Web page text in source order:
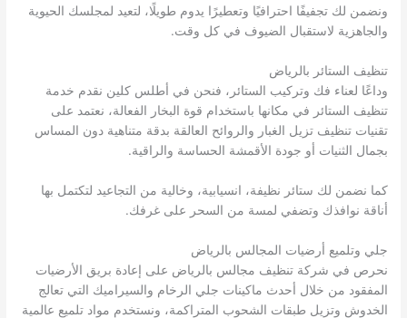
ونضمن لك تجفيفًا احترافيًا وتعطيرًا يدوم طويلًا، لتعيد لمجلسك الحيوية
والجاهزية لاستقبال الضيوف في كل وقت.
تنظيف الستائر بالرياض
وداعًا لعناء فك وتركيب الستائر، فنحن في أطلس كلين نقدم خدمة
تنظيف الستائر في مكانها باستخدام قوة البخار الفعالة، نعتمد على
تقنيات تنظيف تزيل الغبار والروائح العالقة بدقة متناهية دون المساس
بجمال الثنيات أو جودة الأقمشة الحساسة والراقية.
كما نضمن لك ستائر نظيفة، انسيابية، وخالية من التجاعيد لتكتمل بها
أناقة نوافذك وتضفي لمسة من السحر على غرفك.
جلي وتلميع أرضيات المجالس بالرياض
نحرص في شركة تنظيف مجالس بالرياض على إعادة بريق الأرضيات
المفقود من خلال أحدث ماكينات جلي الرخام والسيراميك التي تعالج
الخدوش وتزيل طبقات الشحوب المتراكمة، ونستخدم مواد تلميع عالمية